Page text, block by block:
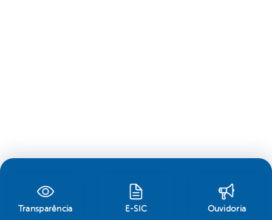
Transparência E-SIC Ouvidoria